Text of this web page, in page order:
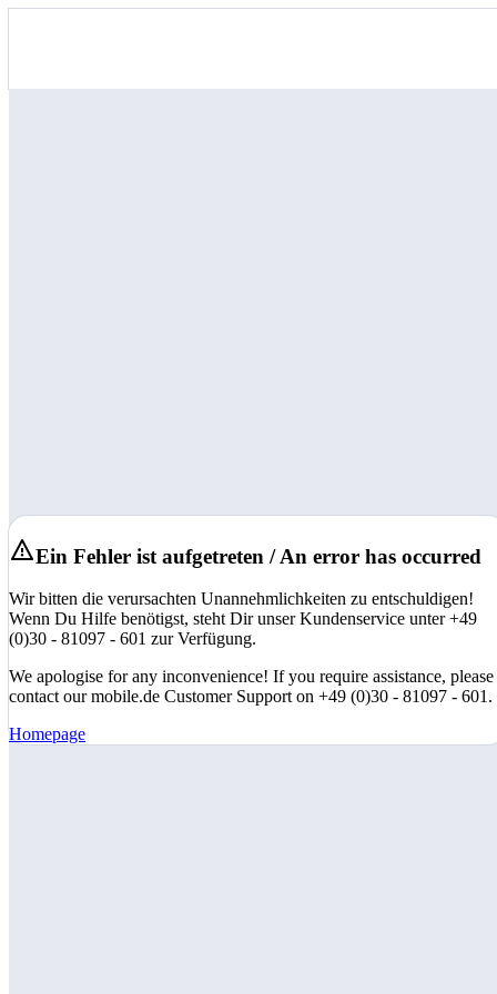
Ein Fehler ist aufgetreten / An error has occurred
Wir bitten die verursachten Unannehmlichkeiten zu entschuldigen!
Wenn Du Hilfe benötigst, steht Dir unser Kundenservice unter +49
(0)30 - 81097 - 601 zur Verfügung.
We apologise for any inconvenience! If you require assistance, please
contact our mobile.de Customer Support on +49 (0)30 - 81097 - 601.
Homepage